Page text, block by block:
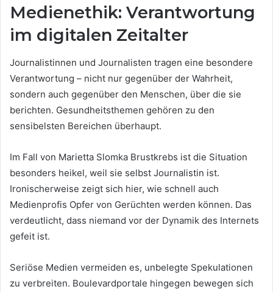
Medienethik: Verantwortung
im digitalen Zeitalter
Journalistinnen und Journalisten tragen eine besondere
Verantwortung – nicht nur gegenüber der Wahrheit,
sondern auch gegenüber den Menschen, über die sie
berichten. Gesundheitsthemen gehören zu den
sensibelsten Bereichen überhaupt.
Im Fall von Marietta Slomka Brustkrebs ist die Situation
besonders heikel, weil sie selbst Journalistin ist.
Ironischerweise zeigt sich hier, wie schnell auch
Medienprofis Opfer von Gerüchten werden können. Das
verdeutlicht, dass niemand vor der Dynamik des Internets
gefeit ist.
Seriöse Medien vermeiden es, unbelegte Spekulationen
zu verbreiten. Boulevardportale hingegen bewegen sich